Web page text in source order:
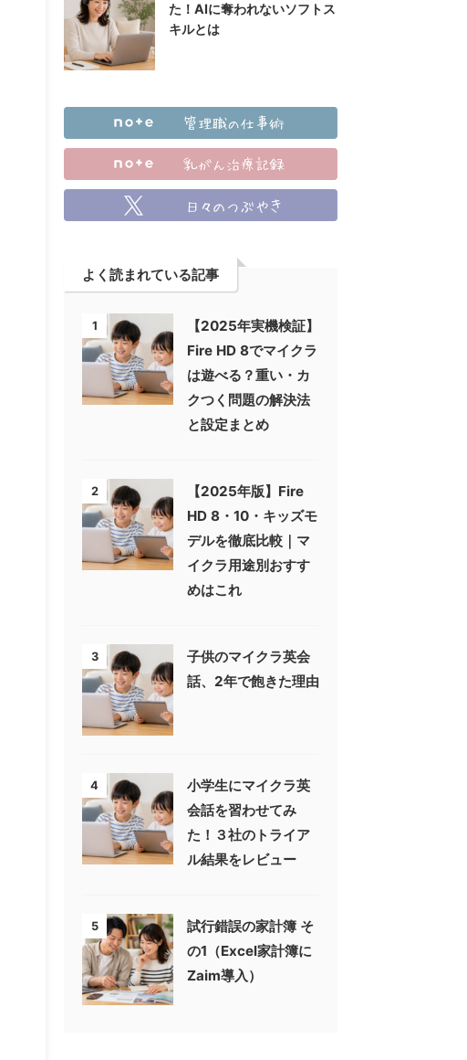
た！AIに奪われないソフトス
キルとは
よく読まれている記事
1
【2025年実機検証】
Fire HD 8でマイクラ
は遊べる？重い・カ
クつく問題の解決法
と設定まとめ
2
【2025年版】Fire
HD 8・10・キッズモ
デルを徹底比較｜マ
イクラ用途別おすす
めはこれ
3
子供のマイクラ英会
話、2年で飽きた理由
4
小学生にマイクラ英
会話を習わせてみ
た！３社のトライア
ル結果をレビュー
5
試行錯誤の家計簿 そ
の1（Excel家計簿に
Zaim導入）